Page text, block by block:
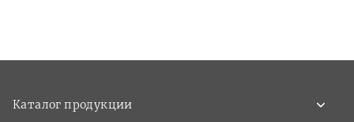
Каталог продукции